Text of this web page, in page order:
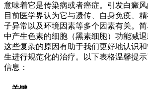
意味着它是传染病或者癌症。引发白癜风
目前医学界认为它与遗传、自身免疫、
子异常以及环境因素等多个因素有关。
中产生色素的细胞（黑素细胞）功能减
这些复杂的原因有助于我们更好地认识
生进行规范化的治疗。以下表格温馨提
信息：